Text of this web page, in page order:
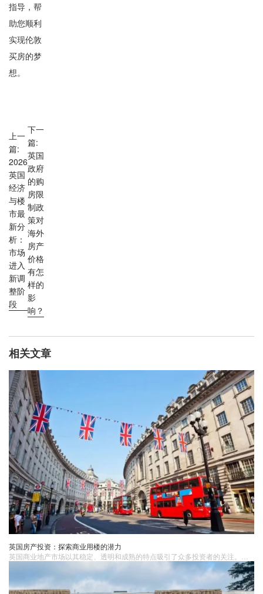
指导，帮
助您顺利
实现伦敦
买房的梦
想。
上一
篇:
2026
英国
经济
与楼
市最
新分
析：
市场
进入
新调
整阶
段
下一
篇:
英国
政府
的购
房限
制政
策对
海外
房产
价格
有怎
样的
影
响？
相关文章
英国房产投资：探索商业用楼的潜力